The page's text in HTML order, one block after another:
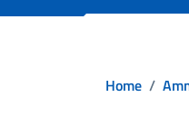
Home /